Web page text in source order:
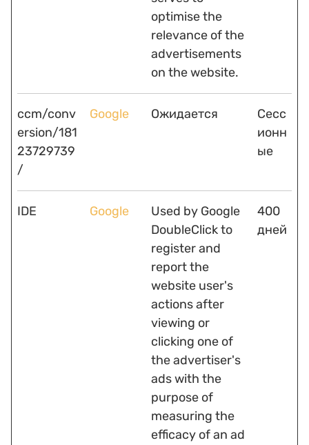
optimise the
relevance of the
advertisements
on the website.
ccm/conv
ersion/181
23729739
/
Google Ожидается
Сесс
ионн
ые
IDE Google
Used by Google
DoubleClick to
register and
report the
website user's
actions after
viewing or
clicking one of
the advertiser's
ads with the
purpose of
measuring the
efficacy of an ad
400
дней